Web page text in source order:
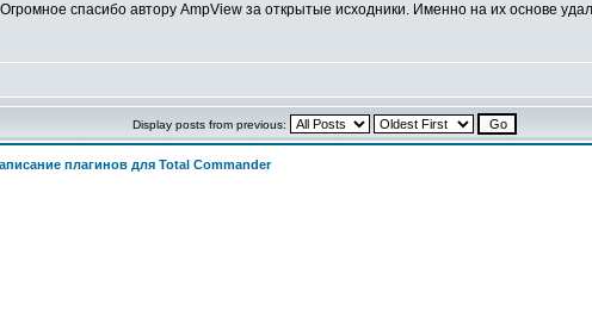
спасибо автору AmpView за открытые исходники. Именно на их основе
Display posts from previous:
плагинов для Total Commander